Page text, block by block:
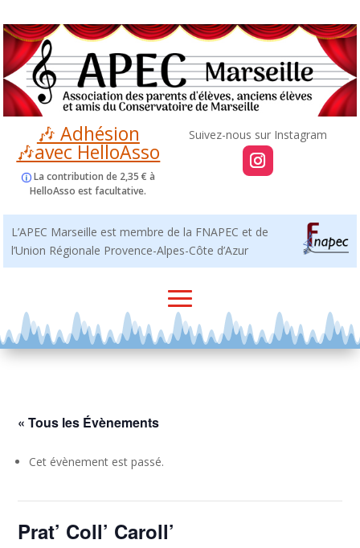
🎶 Adhésion
🎶avec HelloAsso
La contribution de 2,35 € à
HelloAsso est facultative.
L’APEC Marseille est membre de la FNAPEC et de
l’Union Régionale Provence-Alpes-Côte d’Azur
« Tous les Évènements
Cet évènement est passé.
Prat’ Coll’ Caroll’